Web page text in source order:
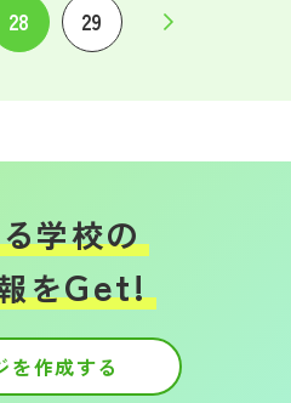
28 29
学校の
をGet!
を作成する